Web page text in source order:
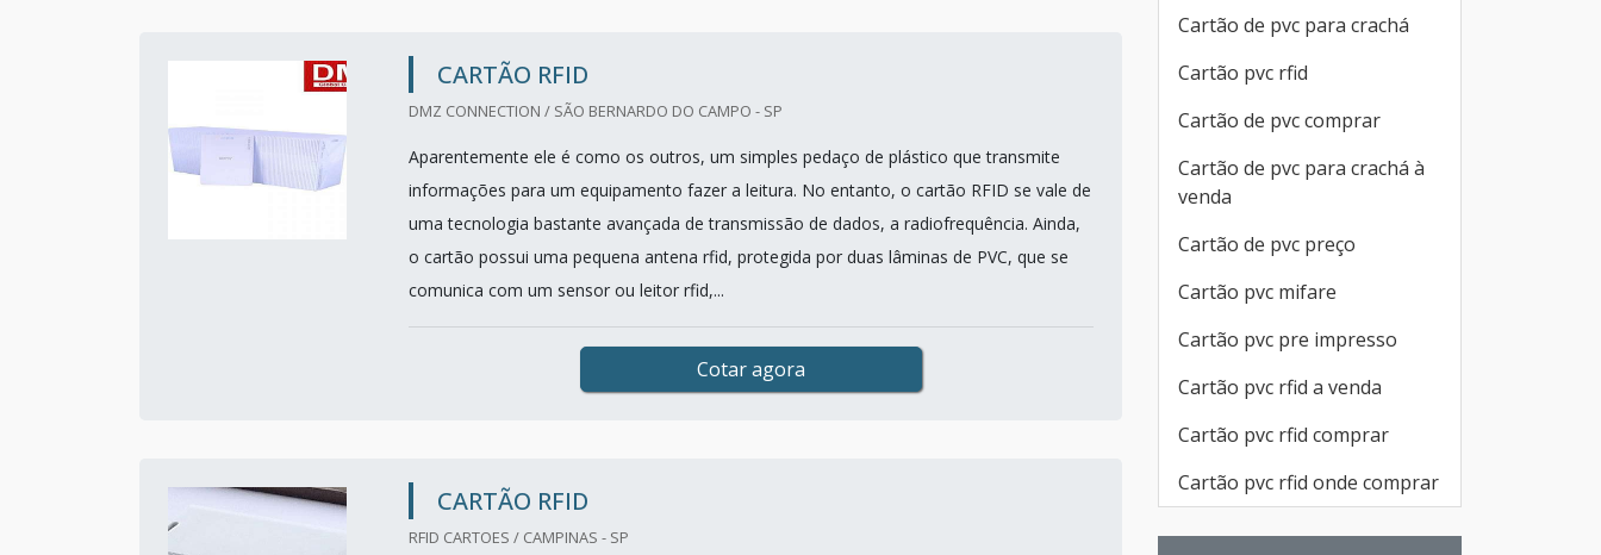
CARTÃO RFID
DMZ CONNECTION / SÃO BERNARDO DO CAMPO - SP
Aparentemente ele é como os outros, um simples pedaço de plástico que transmite
informações para um equipamento fazer a leitura. No entanto, o cartão RFID se vale de
uma tecnologia bastante avançada de transmissão de dados, a radiofrequência. Ainda,
o cartão possui uma pequena antena rfid, protegida por duas lâminas de PVC, que se
comunica com um sensor ou leitor rfid,...
Cotar agora
CARTÃO RFID
RFID CARTOES / CAMPINAS - SP
Cartão de pvc para crachá
Cartão pvc rfid
Cartão de pvc comprar
Cartão de pvc para crachá à
venda
Cartão de pvc preço
Cartão pvc mifare
Cartão pvc pre impresso
Cartão pvc rfid a venda
Cartão pvc rfid comprar
Cartão pvc rfid onde comprar